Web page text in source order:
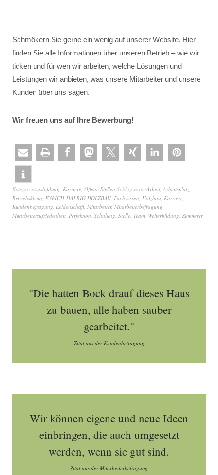
Schmökern Sie gerne ein wenig auf unserer Website. Hier
finden Sie alle Informationen über unseren Betrieb – wie wir
ticken und für wen wir arbeiten, welche Lösungen und
Leistungen wir anbieten, was unsere Mitarbeiter und unsere
Kunden über uns sagen.
Wir freuen uns auf Ihre Bewerbung!
KategorieAusbildung, Karriere, Offene Stellen SchlagwörterArbeit, Arbeitsplatz,
Betriebsklima, EYRICH-HALBIG HOLZBAU, Fachwissen, Holzbau, Karriere,
Kundenbefragung, Leidenschaft, Mitarbeiter, Mitarbeiterbefragung,
Mitarbeiterzufriedenheit, Perfektion, Schulung, Stelle, Team, Weiterbildung, Zimmerer
"Die hatten Bock drauf dieses Haus
zu bauen, alle haben sauber
gearbeitet."
Zitat aus der Kundenbefragung
Wir können eigene und neue Ideen
einbringen, die auch umgesetzt
werden, wenn sie gut sind.
Zitat aus der Mitarbeiterbefragung